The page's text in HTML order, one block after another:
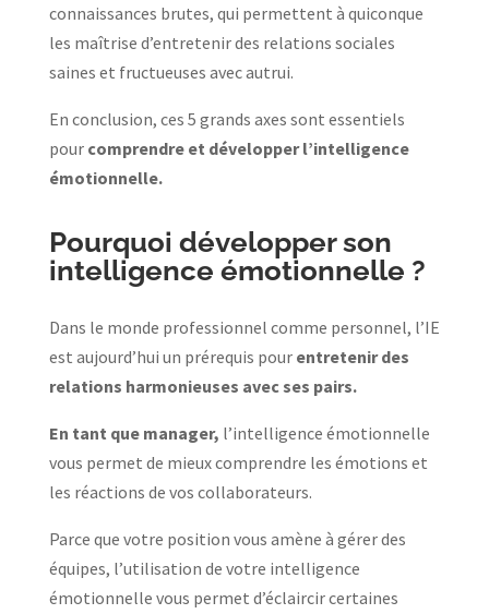
connaissances brutes, qui permettent à quiconque
les maîtrise d’entretenir des relations sociales
saines et fructueuses avec autrui.
En conclusion, ces 5 grands axes sont essentiels
pour comprendre et développer l’intelligence
émotionnelle.
Pourquoi développer son
intelligence émotionnelle ?
Dans le monde professionnel comme personnel, l’IE
est aujourd’hui un prérequis pour entretenir des
relations harmonieuses avec ses pairs.
En tant que manager, l’intelligence émotionnelle
vous permet de mieux comprendre les émotions et
les réactions de vos collaborateurs.
Parce que votre position vous amène à gérer des
équipes, l’utilisation de votre intelligence
émotionnelle vous permet d’éclaircir certaines